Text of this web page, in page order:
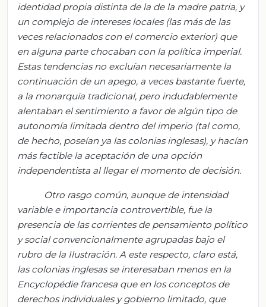
identidad propia distinta de la de la madre patria, y
un complejo de intereses locales (las más de las
veces relacionados con el comercio exterior) que
en alguna parte chocaban con la política imperial.
Estas tendencias no excluían necesariamente la
continuación de un apego, a veces bastante fuerte,
a la monarquía tradicional, pero indudablemente
alentaban el sentimiento a favor de algún tipo de
autonomía limitada dentro del imperio (tal como,
de hecho, poseían ya las colonias inglesas), y hacían
más factible la aceptación de una opción
independentista al llegar el momento de decisión.
Otro rasgo común, aunque de intensidad
variable e importancia controvertible, fue la
presencia de las corrientes de pensamiento político
y social convencionalmente agrupadas bajo el
rubro de la Ilustración. A este respecto, claro está,
las colonias inglesas se interesaban menos en la
Encyclopédiefrancesa que en los conceptos de
derechos individuales y gobierno limitado, que